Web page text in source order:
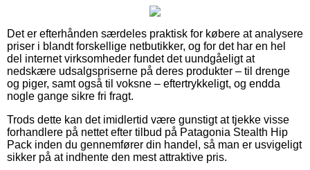
Det er efterhånden særdeles praktisk for købere at analysere
priser i blandt forskellige netbutikker, og for det har en hel
del internet virksomheder fundet det uundgåeligt at
nedskære udsalgspriserne på deres produkter – til drenge
og piger, samt også til voksne – eftertrykkeligt, og endda
nogle gange sikre fri fragt.
Trods dette kan det imidlertid være gunstigt at tjekke visse
forhandlere på nettet efter tilbud på Patagonia Stealth Hip
Pack inden du gennemfører din handel, så man er usvigeligt
sikker på at indhente den mest attraktive pris.